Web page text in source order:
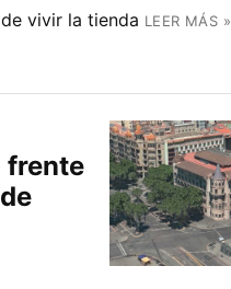
vivir la tienda LEER MÁS »
frente